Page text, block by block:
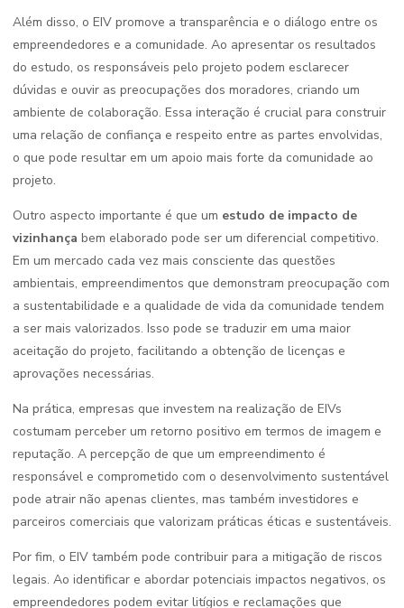
Além disso, o EIV promove a transparência e o diálogo entre os
empreendedores e a comunidade. Ao apresentar os resultados
do estudo, os responsáveis pelo projeto podem esclarecer
dúvidas e ouvir as preocupações dos moradores, criando um
ambiente de colaboração. Essa interação é crucial para construir
uma relação de confiança e respeito entre as partes envolvidas,
o que pode resultar em um apoio mais forte da comunidade ao
projeto.
Outro aspecto importante é que um estudo de impacto de
vizinhança bem elaborado pode ser um diferencial competitivo.
Em um mercado cada vez mais consciente das questões
ambientais, empreendimentos que demonstram preocupação com
a sustentabilidade e a qualidade de vida da comunidade tendem
a ser mais valorizados. Isso pode se traduzir em uma maior
aceitação do projeto, facilitando a obtenção de licenças e
aprovações necessárias.
Na prática, empresas que investem na realização de EIVs
costumam perceber um retorno positivo em termos de imagem e
reputação. A percepção de que um empreendimento é
responsável e comprometido com o desenvolvimento sustentável
pode atrair não apenas clientes, mas também investidores e
parceiros comerciais que valorizam práticas éticas e sustentáveis.
Por fim, o EIV também pode contribuir para a mitigação de riscos
legais. Ao identificar e abordar potenciais impactos negativos, os
empreendedores podem evitar litígios e reclamações que